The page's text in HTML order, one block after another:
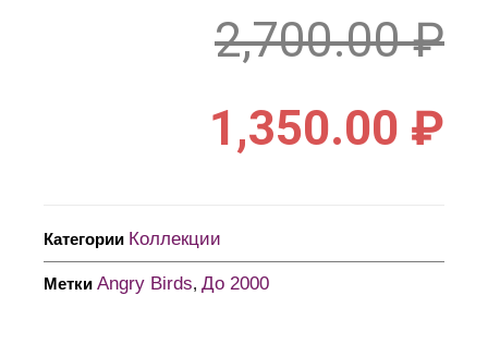
2,700.00₽
1,350.00 ₽
Категории Коллекции
Метки Angry Birds, До 2000